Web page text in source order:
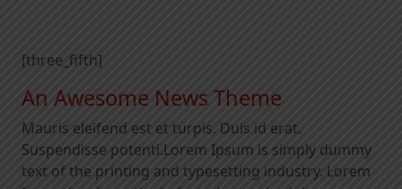
[three_fifth]
An Awesome News Theme
Mauris eleifend est et turpis. Duis id erat.
Suspendisse potenti.Lorem Ipsum is simply dummy
text of the printing and typesetting industry. Lorem